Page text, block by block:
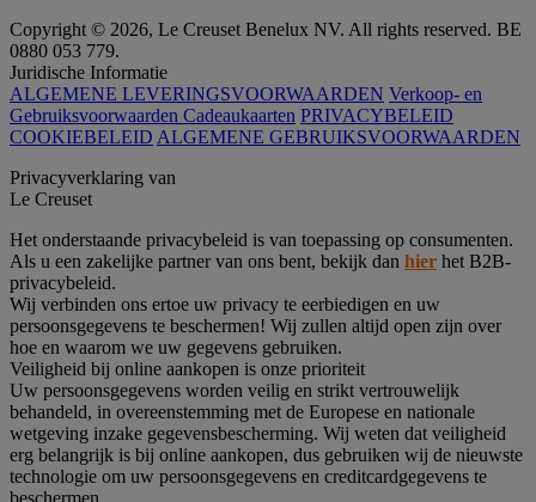
Copyright © 2026, Le Creuset Benelux NV. All rights reserved. BE
0880 053 779.
Juridische Informatie
ALGEMENE LEVERINGSVOORWAARDEN Verkoop- en
Gebruiksvoorwaarden Cadeaukaarten PRIVACYBELEID
COOKIEBELEID ALGEMENE GEBRUIKSVOORWAARDEN
Privacyverklaring van
Le Creuset
Het onderstaande privacybeleid is van toepassing op consumenten.
Als u een zakelijke partner van ons bent, bekijk dan hier het B2B-
privacybeleid.
Wij verbinden ons ertoe uw privacy te eerbiedigen en uw
persoonsgegevens te beschermen! Wij zullen altijd open zijn over
hoe en waarom we uw gegevens gebruiken.
Veiligheid bij online aankopen is onze prioriteit
Uw persoonsgegevens worden veilig en strikt vertrouwelijk
behandeld, in overeenstemming met de Europese en nationale
wetgeving inzake gegevensbescherming. Wij weten dat veiligheid
erg belangrijk is bij online aankopen, dus gebruiken wij de nieuwste
technologie om uw persoonsgegevens en creditcardgegevens te